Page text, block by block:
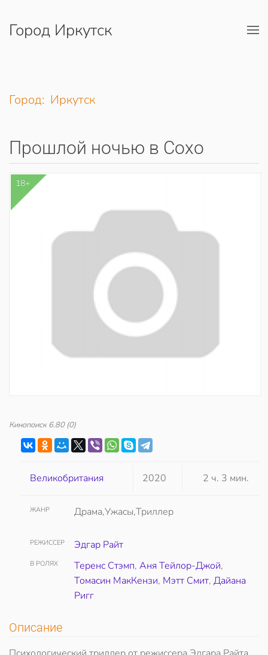
Перейти к содержимому
Город Иркутск
Город: Иркутск
Прошлой ночью в Сохо
18+
Кинопоиск 6.80(0)
Великобритания 2020 2 ч. 3 мин.
ЖАНР Драма,Ужасы,Триллер
РЕЖИССЕР Эдгар Райт
В РОЛЯХ Теренс Стэмп, Аня Тейлор-Джой,
Томасин МакКензи, Мэтт Смит, Дайана
Ригг
Описание